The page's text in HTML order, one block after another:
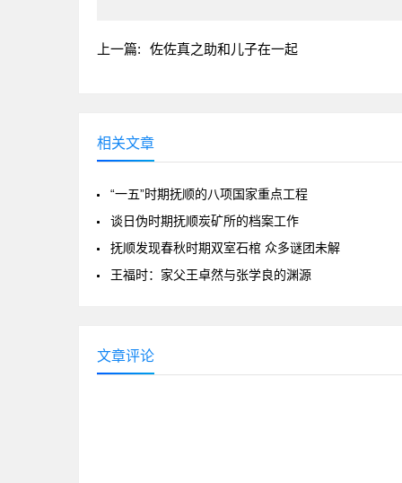
上一篇: 佐佐真之助和儿子在一起
相关文章
“一五”时期抚顺的八项国家重点工程
谈日伪时期抚顺炭矿所的档案工作
抚顺发现春秋时期双室石棺 众多谜团未解
王福时：家父王卓然与张学良的渊源
文章评论